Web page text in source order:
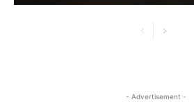
- Advertisement -